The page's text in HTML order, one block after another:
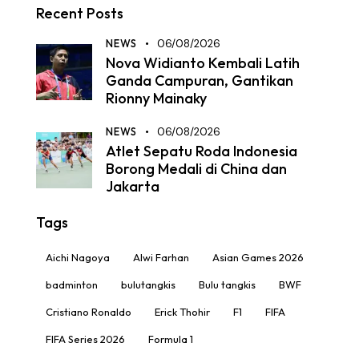
Recent Posts
NEWS 06/08/2026
Nova Widianto Kembali Latih
Ganda Campuran, Gantikan
Rionny Mainaky
NEWS 06/08/2026
Atlet Sepatu Roda Indonesia
Borong Medali di China dan
Jakarta
Tags
Aichi Nagoya Alwi Farhan Asian Games 2026
badminton bulutangkis Bulu tangkis BWF
Cristiano Ronaldo Erick Thohir F1 FIFA
FIFA Series 2026 Formula 1